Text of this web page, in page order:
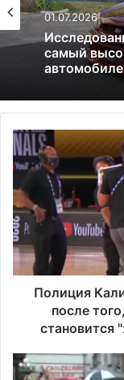
Все новости
01.07.2026
самый
США
13.06.2025
Америка
П
о
л
и
ц
и
я
К
а
р
Полиция
после
становится
П